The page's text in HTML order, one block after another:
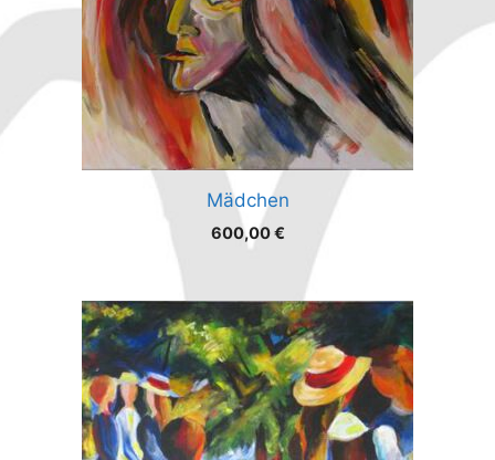
Mädchen
600,00€